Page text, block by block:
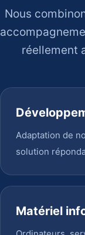
Nous
réellement
Adaptation de
solution
Matériel